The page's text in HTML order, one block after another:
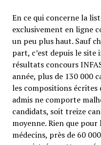
En ce qui concerne la
exclusivement en ligne
un peu plus haut. Sauf
part, c’est depuis le site
résultats concours
année, plus de 130 000
les compositions écrites
admis ne comporte
candidats, soit treize
moyenne. Rien que
médecins, près de 60